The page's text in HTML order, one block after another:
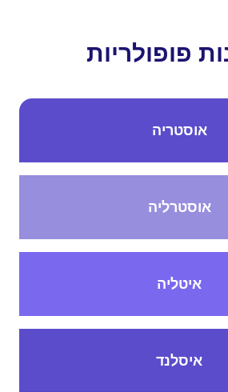
פופולריות
אוסטריה
אוסטרליה
איטליה
איסלנד